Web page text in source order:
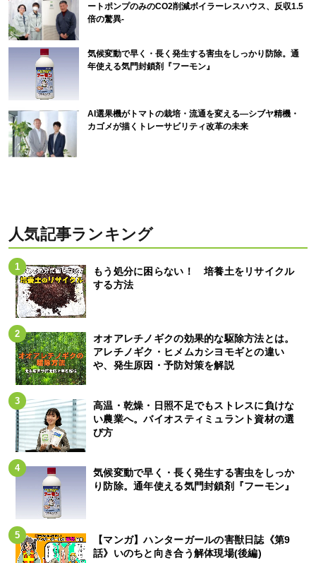
ートポンプのみのCO2削減ボイラーレスハウス、反収1.5
倍の驚異-
気候変動で早く・長く発生する害虫をしっかり防除。通
年使える気門封鎖剤『フーモン』
AI選果機がトマトの栽培・流通を変える―シブヤ精機・
カゴメが描くトレーサビリティ改革の未来
人気記事ランキング
もう処分に困らない！ 培養土をリサイクル
する方法
オオアレチノギクの効果的な駆除方法とは。
アレチノギク・ヒメムカシヨモギとの違い
や、発生原因・予防対策を解説
高温・乾燥・日照不足でもストレスに負けな
い農業へ。バイオスティミュラント資材の選
び方
気候変動で早く・長く発生する害虫をしっか
り防除。通年使える気門封鎖剤『フーモン』
【マンガ】ハンターガールの害獣日誌《第9
話》いのちと向き合う解体現場(後編)